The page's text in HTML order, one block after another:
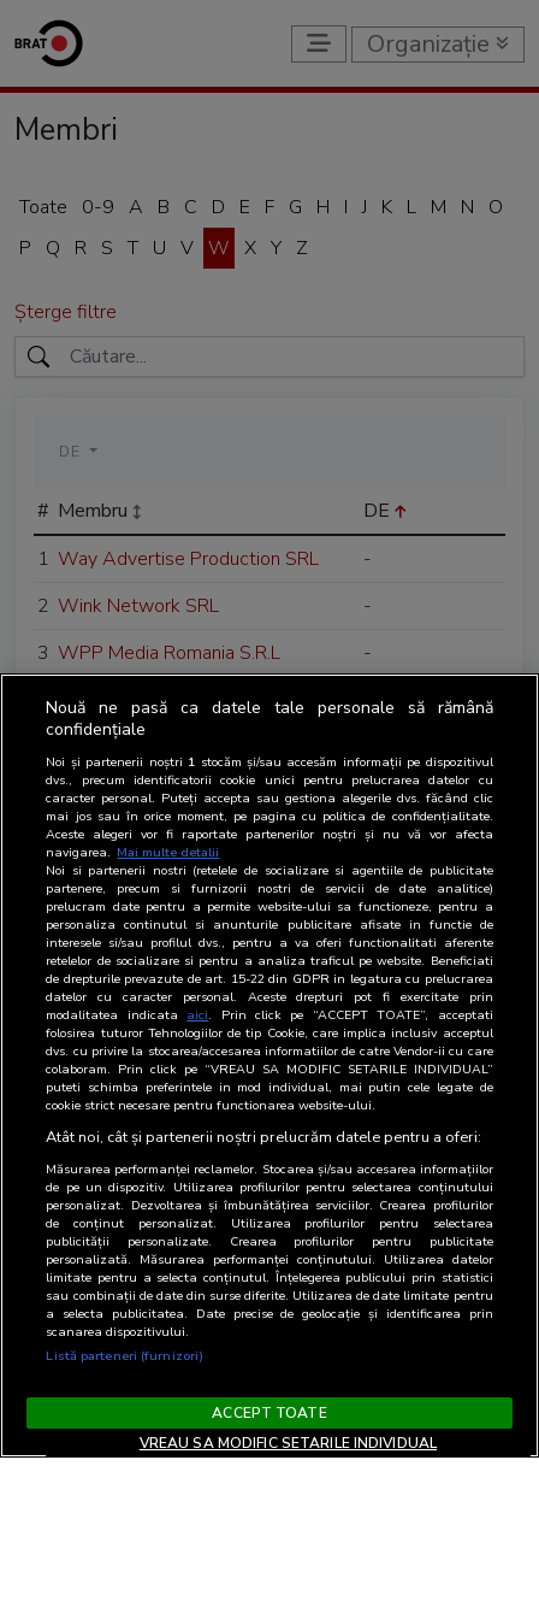
Organizație
Membri
Toate 0-9 A B C D E F G H I J K L M N
O
P
Q R S T U V W X Y Z
Șterge filtre
DE
# Membru
DE
1 Way Advertise Production SRL
-
2 Wink Network SRL
-
3 WPP Media Romania S.R.L
-
4 Wavemaker Romania SRL Agentie media
Nouă ne pasă ca datele tale personale să rămână
confidențiale
Noi și partenerii noștri 1 stocăm și/sau accesăm informații pe dispozitivul
dvs., precum identificatorii cookie unici pentru prelucrarea datelor cu
caracter personal. Puteți accepta sau gestiona alegerile dvs. făcând clic
mai jos sau în orice moment, pe pagina cu politica de confidențialitate.
Aceste alegeri vor fi raportate partenerilor noștri și nu vă vor afecta
navigarea. Mai multe detalii
Noi si partenerii nostri (retelele de socializare si agentiile de publicitate
partenere, precum si furnizorii nostri de servicii de date analitice)
prelucram date pentru a permite website-ului sa functioneze, pentru a
personaliza continutul si anunturile publicitare afisate in functie de
interesele si/sau profilul dvs., pentru a va oferi functionalitati aferente
retelelor de socializare si pentru a analiza traficul pe website. Beneficiati
de drepturile prevazute de art. 15-22 din GDPR in legatura cu prelucrarea
datelor cu caracter personal. Aceste drepturi pot fi exercitate prin
modalitatea indicata aici. Prin click pe “ACCEPT TOATE”, acceptati
folosirea tuturor Tehnologiilor de tip Cookie, care implica inclusiv acceptul
dvs. cu privire la stocarea/accesarea informatiilor de catre Vendor-ii cu care
colaboram. Prin click pe “VREAU SA MODIFIC SETARILE INDIVIDUAL”
puteti schimba preferintele in mod individual, mai putin cele legate de
cookie strict necesare pentru functionarea website-ului.
Atât noi, cât și partenerii noștri prelucrăm datele pentru a oferi:
Măsurarea performanței reclamelor. Stocarea și/sau accesarea informațiilor
de pe un dispozitiv. Utilizarea profilurilor pentru selectarea conținutului
personalizat. Dezvoltarea și îmbunătățirea serviciilor. Crearea profilurilor
de conținut personalizat. Utilizarea profilurilor pentru selectarea
publicității personalizate. Crearea profilurilor pentru publicitate
personalizată. Măsurarea performanței conținutului. Utilizarea datelor
limitate pentru a selecta conținutul. Înțelegerea publicului prin statistici
sau combinații de date din surse diferite. Utilizarea de date limitate pentru
a selecta publicitatea. Date precise de geolocație și identificarea prin
scanarea dispozitivului.
Listă parteneri (furnizori)
ACCEPT TOATE
VREAU SA MODIFIC SETARILE INDIVIDUAL